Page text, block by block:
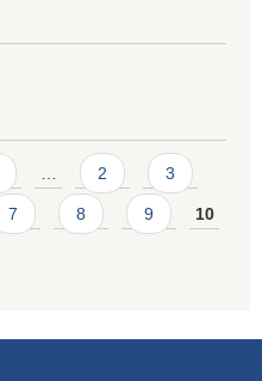
2 3
7 8 9 10